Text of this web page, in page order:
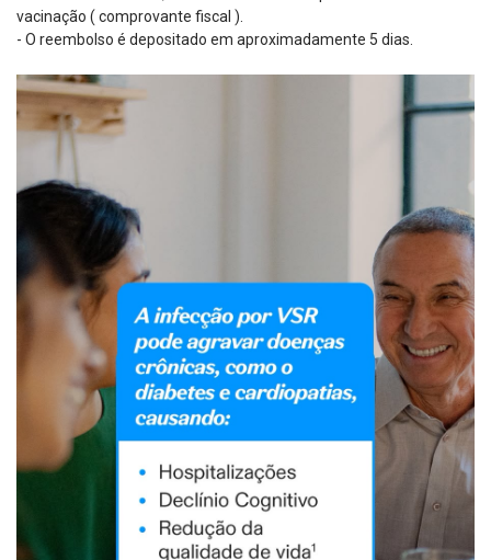
vacinação ( comprovante fiscal ).
- O reembolso é depositado em aproximadamente 5 dias.